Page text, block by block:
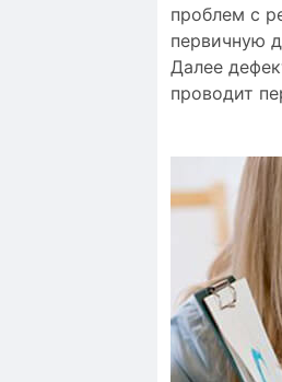
проблем с
первичную
Далее
проводит